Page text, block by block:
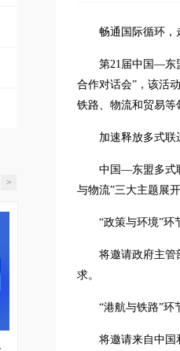
>
畅通国际循环，
第21届中国—东
合作对话会”，该活
铁路、物流和贸易等
加速释放多式联
中国—东盟多式
与物流”三大主题展
“政策与环境”环
将邀请政府主管
求。
“港航与铁路”环
将邀请来自中国